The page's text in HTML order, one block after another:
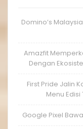
Domino’s
Amazfit
Dengan
First Pride Jalin
Menu
Google Pixel